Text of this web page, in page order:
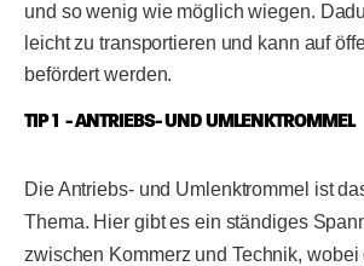
und so wenig wie möglich wiegen.
leicht zu transportieren und kann auf
befördert werden.
TIP 1 - ANTRIEBS- UND UMLENKTROMMEL
Die Antriebs- und Umlenktrommel ist
Thema. Hier gibt es ein ständiges
zwischen Kommerz und Technik,